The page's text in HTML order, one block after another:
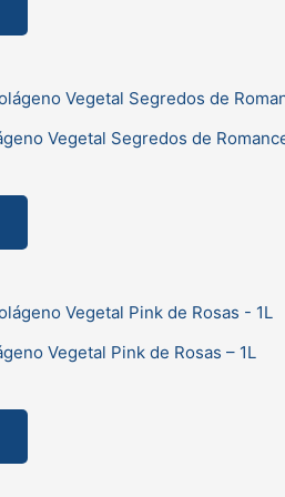
Vegetal Segredos de
Vegetal Pink de Rosas – 1L